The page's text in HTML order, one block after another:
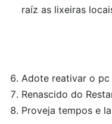
raíz as lixeiras
Adote reativar o pc
Renascido do
Proveja tempos e